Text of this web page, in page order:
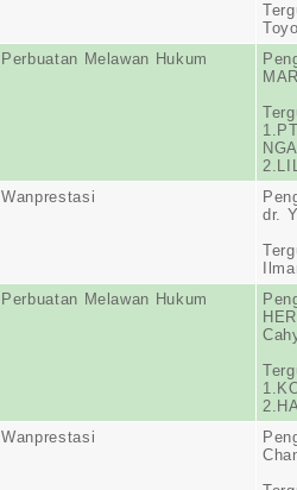
Perbuatan Melawan Hukum
Wanprestasi
dr.
Perbuatan Melawan Hukum
Wanprestasi